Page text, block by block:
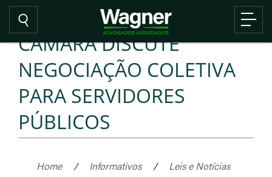
CÂMARA DISCUTE
NEGOCIAÇÃO COLETIVA
PARA SERVIDORES
PÚBLICOS
Home / Informativos /
Leis e Notícias